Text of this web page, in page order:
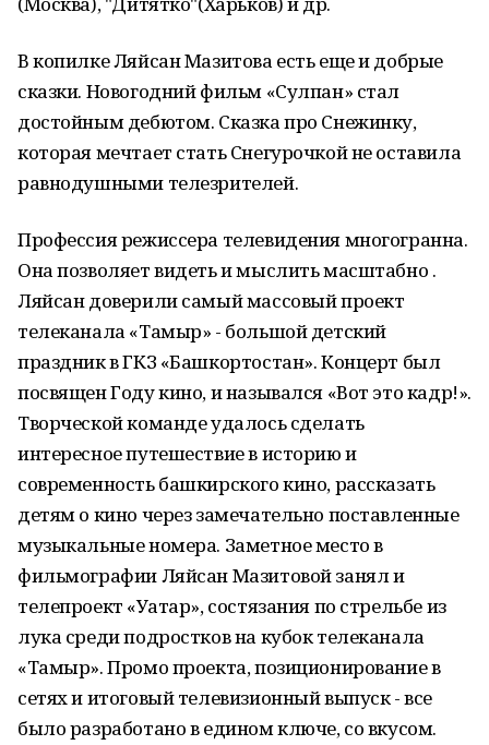
В копилке Ляйсан Мазитова есть еще и добрые
сказки. Новогодний фильм «Сулпан» стал
достойным дебютом. Сказка про Снежинку,
которая мечтает стать Снегурочкой не оставила
равнодушными телезрителей.
Профессия режиссера телевидения многогранна.
Она позволяет видеть и мыслить масштабно .
Ляйсан доверили самый массовый проект
телеканала «Тамыр» - большой детский
праздник в ГКЗ «Башкортостан». Концерт был
посвящен Году кино, и назывался «Вот это кадр!».
Творческой команде удалось сделать
интересное путешествие в историю и
современность башкирского кино, рассказать
детям о кино через замечательно поставленные
музыкальные номера. Заметное место в
фильмографии Ляйсан Мазитовой занял и
телепроект «Уғатар», состязания по стрельбе из
лука среди подростков на кубок телеканала
«Тамыр». Промо проекта, позиционирование в
сетях и итоговый телевизионный выпуск - все
было разработано в едином ключе, со вкусом.